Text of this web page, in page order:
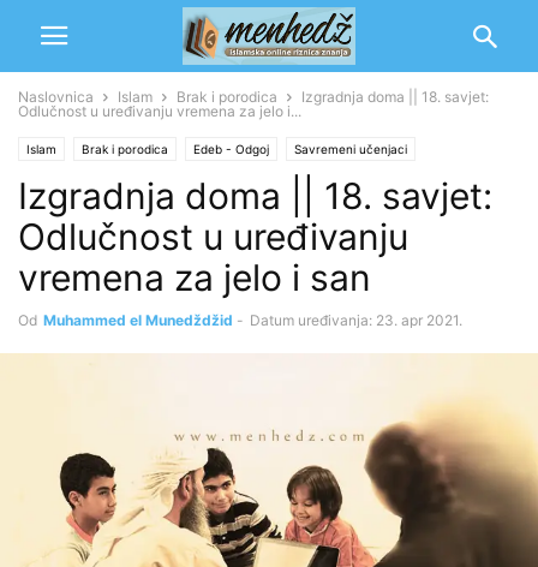
Naslovnica Islam Brak i porodica
Izgradnja doma || 18. savjet:
Odlučnost u uređivanju vremena za jelo i...
Islam Brak i porodica Edeb - Odgoj Savremeni učenjaci
Muhammed b. Salih el-Munedždžid Odgoj porodice
Izgradnja doma || 18. savjet:
Odlučnost u uređivanju
vremena za jelo i san
Od Muhammed el Munedždžid - Datum uređivanja: 23. apr 2021.